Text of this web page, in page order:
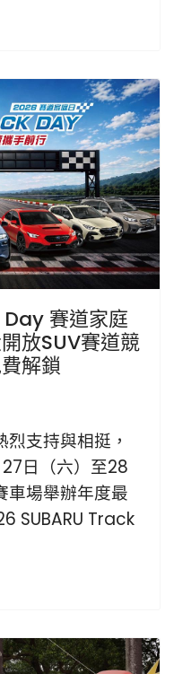
賽道家庭
放SUV賽道競
解鎖
支持與相挺，
日（六）至28
車場舉辦年度最
SUBARU Track